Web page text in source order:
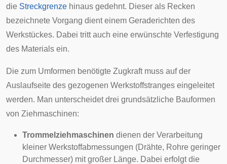
die Streckgrenze hinaus gedehnt. Dieser als Recken
bezeichnete Vorgang dient einem Geraderichten des
Werkstückes. Dabei tritt auch eine erwünschte Verfestigung
des Materials ein.
Die zum Umformen benötigte Zugkraft muss auf der
Auslaufseite des gezogenen Werkstoffstranges eingeleitet
werden. Man unterscheidet drei grundsätzliche Bauformen
von Ziehmaschinen:
Trommelziehmaschinen dienen der Verarbeitung
kleiner Werkstoffabmessungen (Drähte, Rohre geringer
Durchmesser) mit großer Länge. Dabei erfolgt die